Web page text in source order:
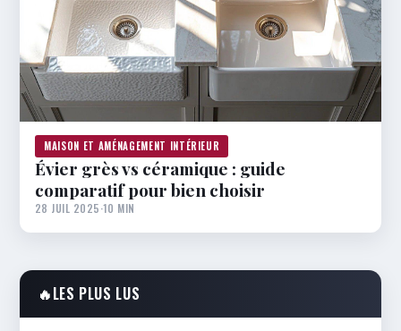
MAISON ET AMÉNAGEMENT INTÉRIEUR
Évier grès vs céramique : guide
comparatif pour bien choisir
28 JUIL 2025·10 MIN
🔥LES PLUS LUS